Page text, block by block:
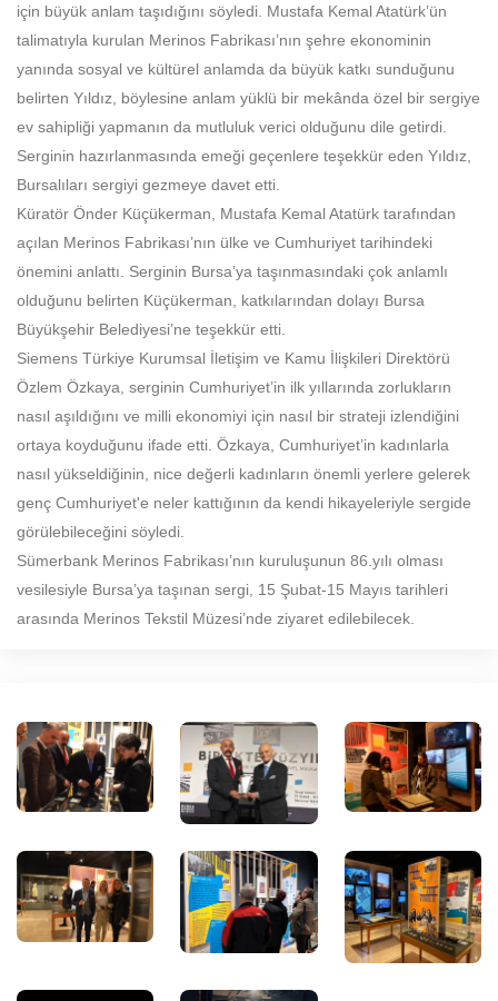
için büyük anlam taşıdığını söyledi. Mustafa Kemal Atatürk’ün
talimatıyla kurulan Merinos Fabrikası’nın şehre ekonominin
yanında sosyal ve kültürel anlamda da büyük katkı sunduğunu
belirten Yıldız, böylesine anlam yüklü bir mekânda özel bir sergiye
ev sahipliği yapmanın da mutluluk verici olduğunu dile getirdi.
Serginin hazırlanmasında emeği geçenlere teşekkür eden Yıldız,
Bursalıları sergiyi gezmeye davet etti.
Küratör Önder Küçükerman, Mustafa Kemal Atatürk tarafından
açılan Merinos Fabrikası’nın ülke ve Cumhuriyet tarihindeki
önemini anlattı. Serginin Bursa’ya taşınmasındaki çok anlamlı
olduğunu belirten Küçükerman, katkılarından dolayı Bursa
Büyükşehir Belediyesi’ne teşekkür etti.
Siemens Türkiye Kurumsal İletişim ve Kamu İlişkileri Direktörü
Özlem Özkaya, serginin Cumhuriyet’in ilk yıllarında zorlukların
nasıl aşıldığını ve milli ekonomiyi için nasıl bir strateji izlendiğini
ortaya koyduğunu ifade etti. Özkaya, Cumhuriyet’in kadınlarla
nasıl yükseldiğinin, nice değerli kadınların önemli yerlere gelerek
genç Cumhuriyet'e neler kattığının da kendi hikayeleriyle sergide
görülebileceğini söyledi.
Sümerbank Merinos Fabrikası’nın kuruluşunun 86.yılı olması
vesilesiyle Bursa’ya taşınan sergi, 15 Şubat-15 Mayıs tarihleri
arasında Merinos Tekstil Müzesi’nde ziyaret edilebilecek.